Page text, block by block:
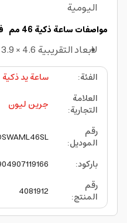
اليومية
مواصفات ساعة ذكية 46 مم فضي جرين ليون:
لابعاد التقريبية 4.6 × 3.9 × 0.9 سم
الفئة:
ساعة يد ذكية
العلامة
التجارية:
جرين ليون
رقم
الموديل:
باركود:
رقم
المنتج:
4081912